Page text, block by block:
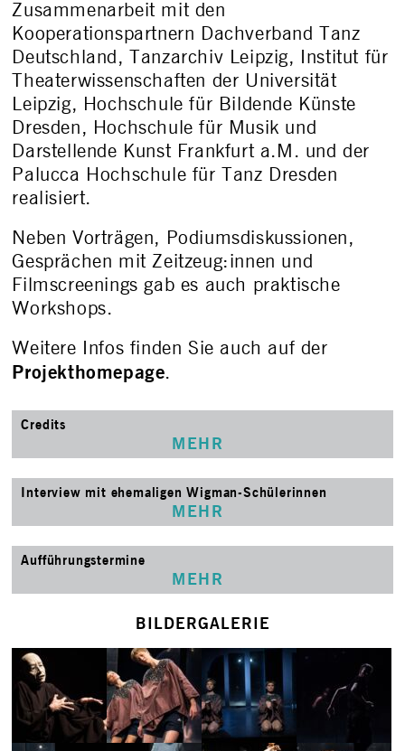
Zusammenarbeit mit den
Kooperationspartnern Dachverband Tanz
Deutschland, Tanzarchiv Leipzig, Institut für
Theaterwissenschaften der Universität
Leipzig, Hochschule für Bildende Künste
Dresden, Hochschule für Musik und
Darstellende Kunst Frankfurt a.M. und der
Palucca Hochschule für Tanz Dresden
realisiert.
Neben Vorträgen, Podiumsdiskussionen,
Gesprächen mit Zeitzeug:innen und
Filmscreenings gab es auch praktische
Workshops.
Weitere Infos finden Sie auch auf der
Projekthomepage.
Credits
MEHR
Interview mit ehemaligen Wigman-Schülerinnen
MEHR
Aufführungstermine
MEHR
BILDERGALERIE